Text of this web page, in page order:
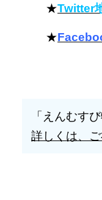
★Twitter
★
「えんむす
詳しくは、